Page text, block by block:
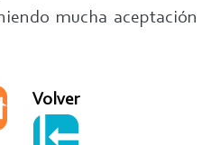
mucha aceptación
Volver